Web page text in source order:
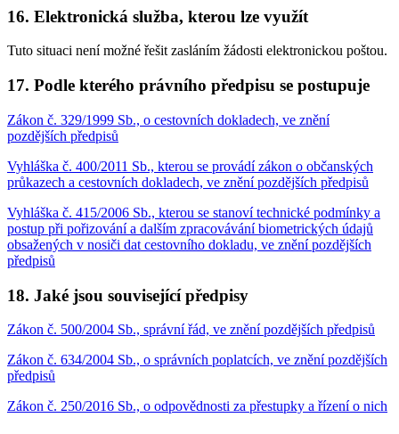
16. Elektronická služba, kterou lze využít
Tuto situaci není možné řešit zasláním žádosti elektronickou poštou.
17. Podle kterého právního předpisu se postupuje
Zákon č. 329/1999 Sb., o cestovních dokladech, ve znění
pozdějších předpisů
Vyhláška č. 400/2011 Sb., kterou se provádí zákon o občanských
průkazech a cestovních dokladech, ve znění pozdějších předpisů
Vyhláška č. 415/2006 Sb., kterou se stanoví technické podmínky a
postup při pořizování a dalším zpracovávání biometrických údajů
obsažených v nosiči dat cestovního dokladu, ve znění pozdějších
předpisů
18. Jaké jsou související předpisy
Zákon č. 500/2004 Sb., správní řád, ve znění pozdějších předpisů
Zákon č. 634/2004 Sb., o správních poplatcích, ve znění pozdějších
předpisů
Zákon č. 250/2016 Sb., o odpovědnosti za přestupky a řízení o nich